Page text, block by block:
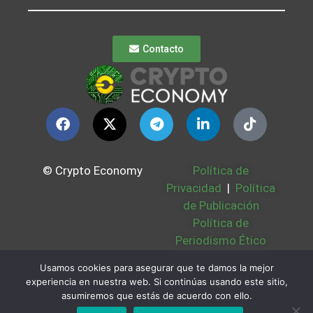
Contacto
© Crypto Economy
Política de
Privacidad | Política
de Publicación
Política de
Periodismo Ético
Bases Legales |
Partners | Sobre
Nosotros
Usamos cookies para asegurar que te damos la mejor
experiencia en nuestra web. Si continúas usando este sitio,
asumiremos que estás de acuerdo con ello.